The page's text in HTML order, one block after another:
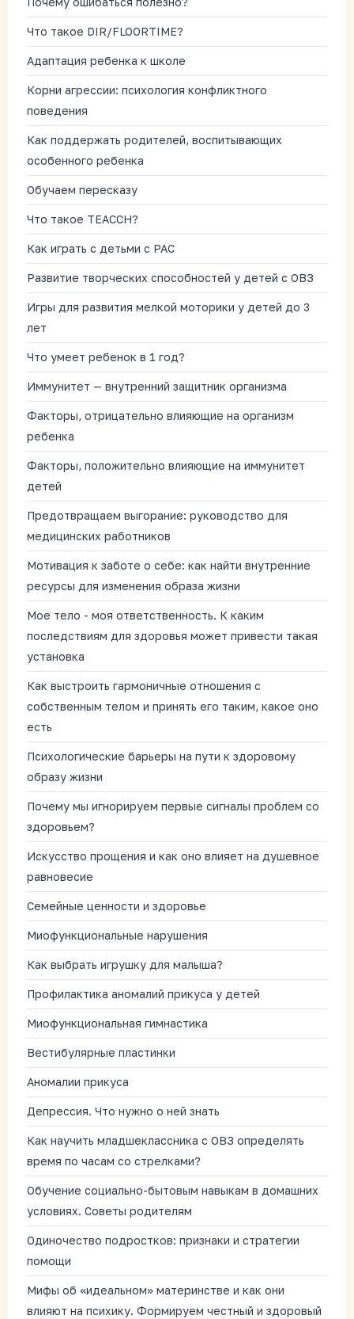
Что такое DIR/FLOORTIME?
Адаптация ребенка к школе
Корни агрессии: психология конфликтного
поведения
Как поддержать родителей, воспитывающих
особенного ребенка
Обучаем пересказу
Что такое TEACCH?
Как играть с детьми с РАС
Развитие творческих способностей у детей с ОВЗ
Игры для развития мелкой моторики у детей до 3
лет
Что умеет ребенок в 1 год?
Иммунитет — внутренний защитник организма
Факторы, отрицательно влияющие на организм
ребенка
Факторы, положительно влияющие на иммунитет
детей
Предотвращаем выгорание: руководство для
медицинских работников
Мотивация к заботе о себе: как найти внутренние
ресурсы для изменения образа жизни
Мое тело - моя ответственность. К каким
последствиям для здоровья может привести такая
установка
Как выстроить гармоничные отношения с
собственным телом и принять его таким, какое оно
есть
Психологические барьеры на пути к здоровому
образу жизни
Почему мы игнорируем первые сигналы проблем со
здоровьем?
Искусство прощения и как оно влияет на душевное
равновесие
Семейные ценности и здоровье
Миофункциональные нарушения
Как выбрать игрушку для малыша?
Профилактика аномалий прикуса у детей
Миофункциональная гимнастика
Вестибулярные пластинки
Аномалии прикуса
Депрессия. Что нужно о ней знать
Как научить младшеклассника с ОВЗ определять
время по часам со стрелками?
Обучение социально-бытовым навыкам в домашних
условиях. Советы родителям
Одиночество подростков: признаки и стратегии
помощи
Мифы об «идеальном» материнстве и как они
влияют на психику. Формируем честный и здоровый